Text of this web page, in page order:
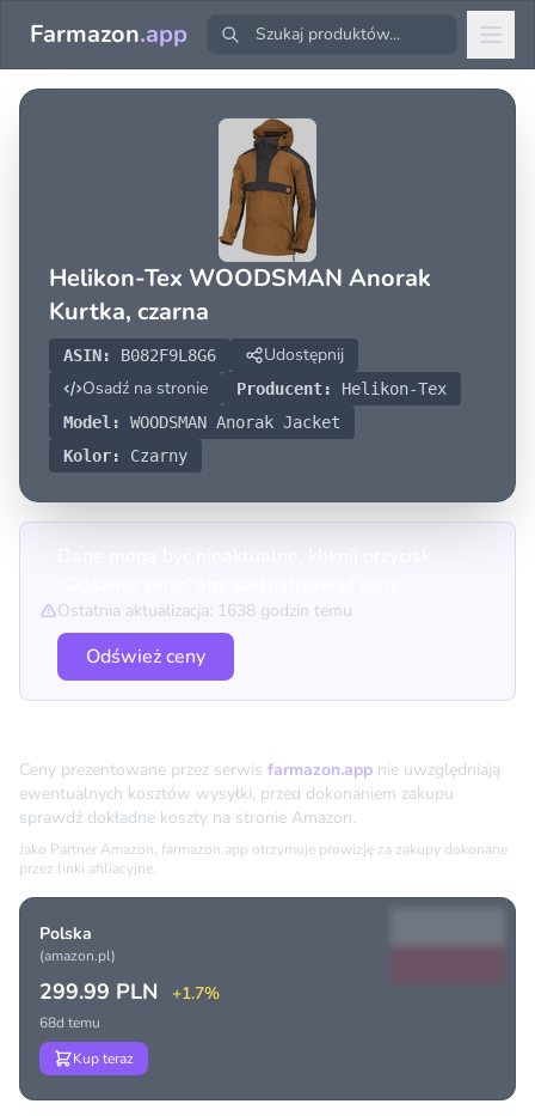
Farmazon.app
Helikon-Tex WOODSMAN Anorak
Kurtka, czarna
ASIN: B082F9L8G6
Udostępnij
Osadź na stronie
Producent:
Helikon-Tex
Model:
WOODSMAN Anorak Jacket
Kolor:
Czarny
Ostatnia aktualizacja: 1638 godzin temu
Odśwież ceny
Ceny prezentowane przez serwis farmazon.app nie uwzględniają
ewentualnych kosztów wysyłki, przed dokonaniem zakupu
sprawdź dokładne koszty na stronie Amazon.
Jako Partner Amazon, farmazon.app otrzymuje prowizję za zakupy dokonane
przez linki afiliacyjne.
Polska
(amazon.pl)
299.99 PLN +1.7%
68d temu
Kup teraz